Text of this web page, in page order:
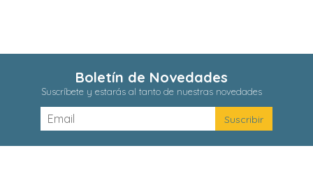
Boletín de Novedades
Suscríbete y estarás al tanto de nuestras novedades